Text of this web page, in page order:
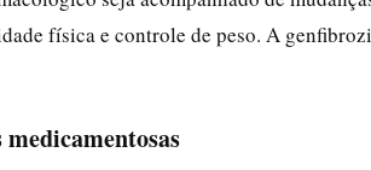
física e controle de peso. A